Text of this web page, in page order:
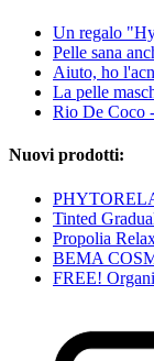
Un regalo
Pelle sana
Aiuto, ho
La pelle
Rio De Coco
Nuovi prodotti:
Tinted
Propolia
BEMA
FREE!